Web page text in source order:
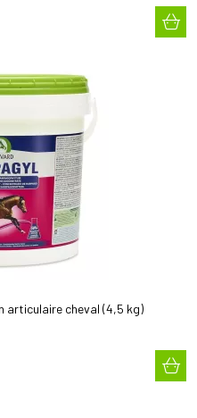
articulaire cheval (4,5 kg)